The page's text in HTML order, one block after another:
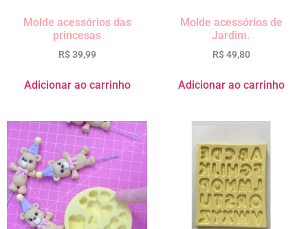
Molde acessórios das
princesas
R$39,99
Adicionar ao carrinho
Molde acessórios de
Jardim.
R$49,80
Adicionar ao carrinho